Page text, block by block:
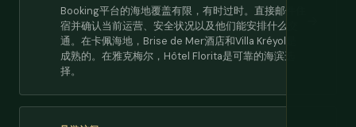
Booking平台的海地覆盖有限，有时过时。直接邮件住
宿并确认当前运营、安全状况以及他们能安排什么交
通。在卡佩海地，Brise de Mer酒店和Villa Kréyol是
成熟的。在雅克梅尔，Hôtel Florita是可靠的海滨选
择。